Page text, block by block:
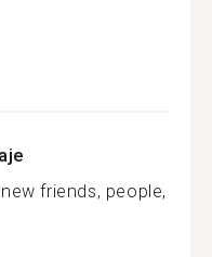
friends, people,